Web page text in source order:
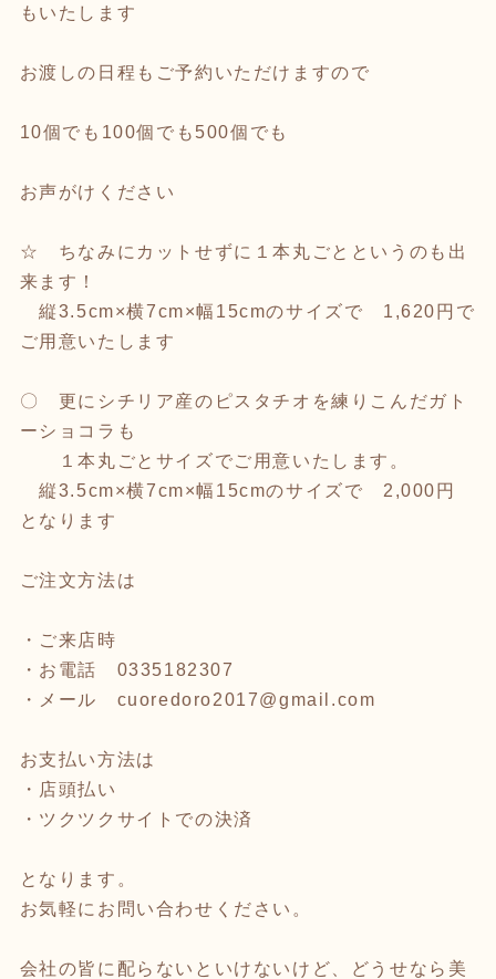
もいたします
お渡しの日程もご予約いただけますので
10個でも100個でも500個でも
お声がけください
☆ ちなみにカットせずに１本丸ごとというのも出
来ます！
縦3.5cm×横7cm×幅15cmのサイズで 1,620円で
ご用意いたします
〇 更にシチリア産のピスタチオを練りこんだガト
ーショコラも
１本丸ごとサイズでご用意いたします。
縦3.5cm×横7cm×幅15cmのサイズで 2,000円
となります
ご注文方法は
・ご来店時
・お電話 0335182307
・メール cuoredoro2017@gmail.com
お支払い方法は
・店頭払い
・ツクツクサイトでの決済
となります。
お気軽にお問い合わせください。
会社の皆に配らないといけないけど、どうせなら美